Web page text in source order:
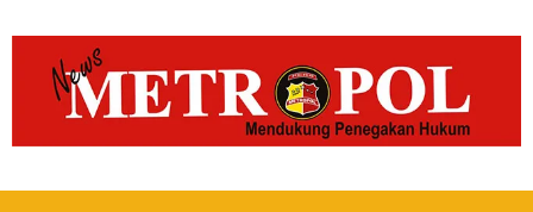
to
content